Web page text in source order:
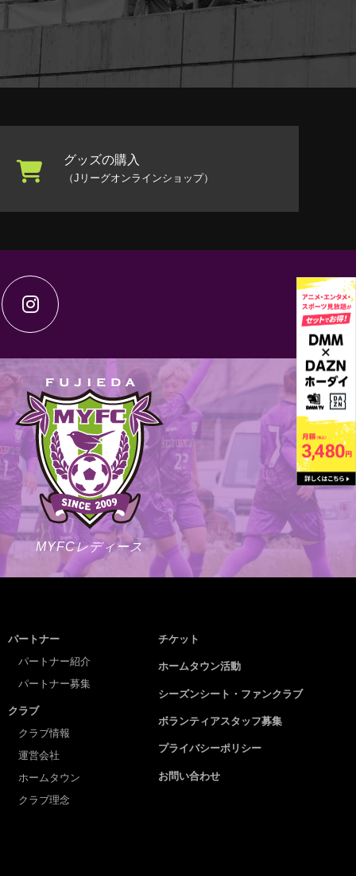
グッズの購入
（Jリーグオンラインショップ）
MYFCレディース
パートナー
パートナー紹介
パートナー募集
クラブ
クラブ情報
運営会社
ホームタウン
クラブ理念
チケット
ホームタウン活動
シーズンシート・ファンクラブ
ボランティアスタッフ募集
プライバシーポリシー
お問い合わせ